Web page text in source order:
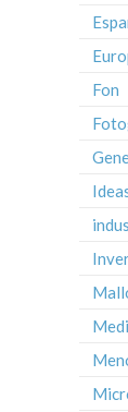
Fon